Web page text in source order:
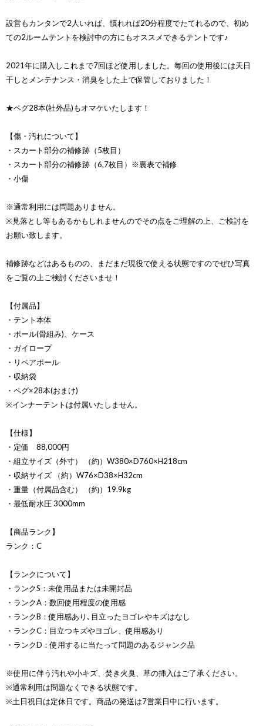
設営もカンタンで2人いれば、慣れれば20分程度でたてれるので、初め
ての2ルームテントを検討中の方にもオススメできるテントです♪
2021年に購入しこれまで7回ほど使用しました。毎回の使用後には天日
干しとメンテナンス・消臭をした上で保管しておりました！
★ペグ28本(社外品)もオマケいたします！
【傷・汚れについて】
・スカート部分の補修跡（5枚目）
・スカート部分の補修跡（6,7枚目）※裏表で補修
・小傷
※通常利用には問題ありません。
※見落とし等もあるかもしれませんのでその点をご理解の上、ご検討を
お願い致します。
補修跡などはあるものの、まだまだ現役で使える状態ですのでぜひ写真
をご覧の上ご検討くださいませ！
【付属品】
・テント本体
・ポール(骨組み)、ケース
・ガイロープ
・リペアポール
・収納袋
・ペグ×28本(おまけ)
※インナーテントは付属いたしません。
【仕様】
・定価 88,000円
・組立サイズ（外寸） （約）W380×D760×H218cm
・収納サイズ （約）W76×D38×H32cm
・重量（付属品含む） （約）19.9kg
・最低耐水圧 3000mm
【商品ランク】
ランク：C
【ランクについて】
・ランクS：未使用品または未開封品
・ランクA：数回使用程度の使用感
・ランクB：使用感あり､目立ったヨゴレやキズはなし
・ランクC：目立つキズやヨゴレ、使用感あり
・ランクD：使用するに当たって問題のあるジャンク品
※使用に伴う汚れや小キズ、焚き火臭、草の挿入はご了承ください。
※通常利用は問題なくできる状態です。
※土日祝日は定休日です。商品の発送は7営業日中に行います。